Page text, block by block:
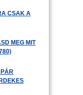
CSAK A
MEG MIT